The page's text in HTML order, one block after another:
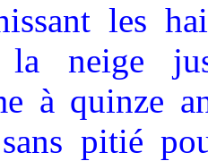
les
la neige
à quinze
pitié